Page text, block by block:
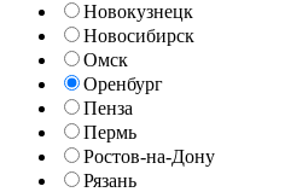
Новокузнецк
Новосибирск
Омск
Оренбург
Пенза
Пермь
Ростов-на-Дону
Рязань